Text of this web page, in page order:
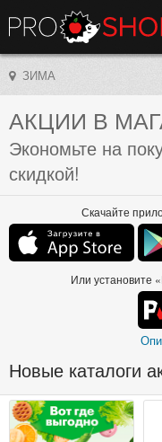
ЗИМА
АКЦИИ В
Экономьте на
скидкой!
Скачайте
Или установите
Новые каталоги